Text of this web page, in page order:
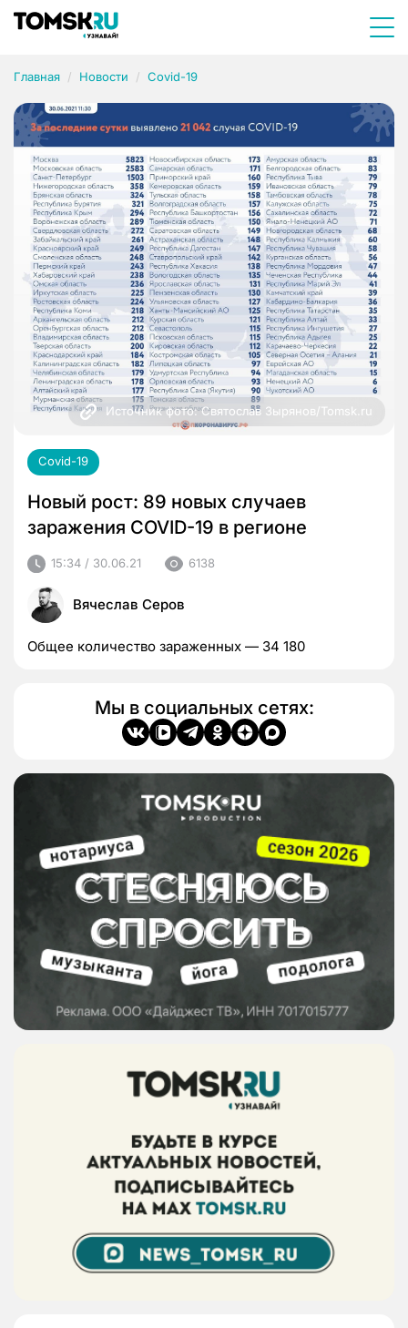
Главная Новости Covid-19
Источник фото: Святослав Зырянов/Tomsk.ru
Covid-19
Новый рост: 89 новых случаев
заражения COVID-19 в регионе
15:34 / 30.06.21 6138
Вячеслав Серов
Общее количество зараженных — 34 180
Мы в социальных сетях: